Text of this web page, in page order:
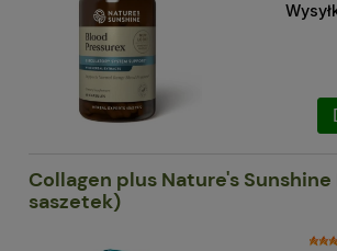
Collagen plus Nature's Sunshine
saszetek)